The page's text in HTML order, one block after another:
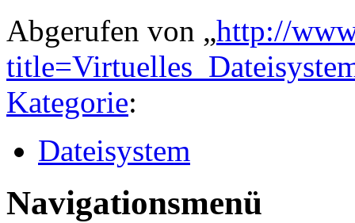
Abgerufen von „http://
Kategorie:
Dateisystem
Navigationsmenü